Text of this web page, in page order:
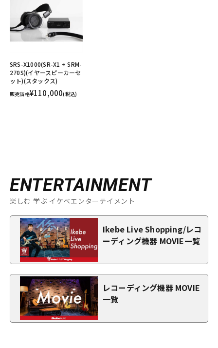
SRS-X1000(SR-X1 + SRM-
270S)(イヤースピーカーセ
ット)(スタックス)
販売価格¥110,000(税込)
ENTERTAINMENT
楽しむ 学ぶ イケベエンターテイメント
Ikebe Live Shopping/レコ
ーディング機器 MOVIE一覧
レコーディング機器 MOVIE
一覧